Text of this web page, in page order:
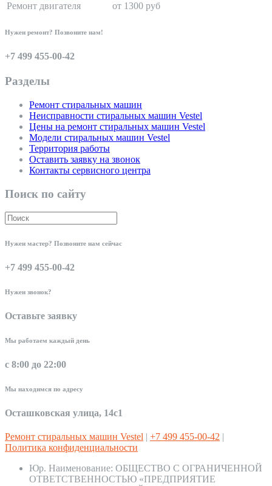
Ремонт двигателя
от 1300 руб
Нужен ремонт? Позвоните нам!
+7 499 455-00-42
Разделы
Ремонт стиральных машин
Неисправности стиральных машин Vestel
Цены на ремонт стиральных машин Vestel
Модели стиральных машин Vestel
Территория работы
Оставить заявку на звонок
Контакты сервисного центра
Поиск по сайту
Нужен мастер? Позвоните нам сейчас
+7 499 455-00-42
Нужен звонок?
Оставьте заявку
Мы работаем каждый день
с 8:00 до 22:00
Мы находимся по адресу
Осташковская улица, 14с1
Ремонт стиральных машин Vestel | +7 499 455-00-42 |
Политика конфиденциальности
Юр. Наименование: ОБЩЕСТВО С ОГРАНИЧЕННОЙ
ОТВЕТСТВЕННОСТЬЮ «ПРЕДПРИЯТИЕ